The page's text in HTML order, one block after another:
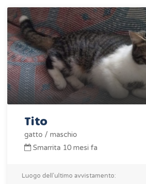
Tito
gatto / maschio
Smarrita 10 mesi fa
Luogo dell'ultimo avvistamento: